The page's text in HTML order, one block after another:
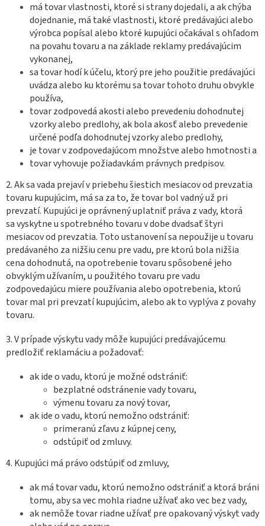
má tovar vlastnosti, ktoré si strany dojedali, a ak chýba
dojednanie, má také vlastnosti, ktoré predávajúci alebo
výrobca popísal alebo ktoré kupujúci očakával s ohľadom
na povahu tovaru a na základe reklamy predávajúcim
vykonanej,
sa tovar hodí k účelu, ktorý pre jeho použitie predávajúci
uvádza alebo ku ktorému sa tovar tohoto druhu obvykle
používa,
tovar zodpovedá akosti alebo prevedeniu dohodnutej
vzorky alebo predlohy, ak bola akosť alebo prevedenie
určené podľa dohodnutej vzorky alebo predlohy,
je tovar v zodpovedajúcom množstve alebo hmotnosti a
tovar vyhovuje požiadavkám právnych predpisov.
2. Ak sa vada prejaví v priebehu šiestich mesiacov od prevzatia
tovaru kupujúcim, má sa za to, že tovar bol vadný už pri
prevzatí. Kupujúci je oprávnený uplatniť práva z vady, ktorá
sa vyskytne u spotrebného tovaru v dobe dvadsať štyri
mesiacov od prevzatia. Toto ustanovení sa nepoužije u tovaru
predávaného za nižšiu cenu pre vadu, pre ktorú bola nižšia
cena dohodnutá, na opotrebenie tovaru spôsobené jeho
obvyklým užívaním, u použitého tovaru pre vadu
zodpovedajúcu miere používania alebo opotrebenia, ktorú
tovar mal pri prevzatí kupujúcim, alebo ak to vyplýva z povahy
tovaru.
3. V prípade výskytu vady môže kupujúci predávajúcemu
predložiť reklamáciu a požadovať:
ak ide o vadu, ktorú je možné odstrániť:
bezplatné odstránenie vady tovaru,
výmenu tovaru za nový tovar,
ak ide o vadu, ktorú nemožno odstrániť:
primeranú zľavu z kúpnej ceny,
odstúpiť od zmluvy.
4. Kupujúci má právo odstúpiť od zmluvy,
ak má tovar vadu, ktorú nemožno odstrániť a ktorá bráni
tomu, aby sa vec mohla riadne užívať ako vec bez vady,
ak nemôže tovar riadne užívať pre opakovaný výskyt vady